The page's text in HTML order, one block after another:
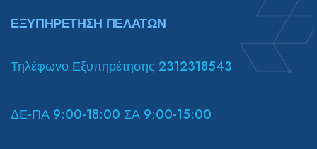
ΕΞΥΠΗΡΕΤΗΣΗ ΠΕΛΑΤΩΝ
Τηλέφωνο Εξυπηρέτησης 2312318543
ΔΕ-ΠΑ 9:00-18:00 ΣΑ 9:00-15:00